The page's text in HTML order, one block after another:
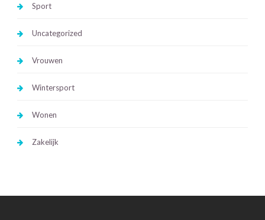
Sport
Uncategorized
Vrouwen
Wintersport
Wonen
Zakelijk